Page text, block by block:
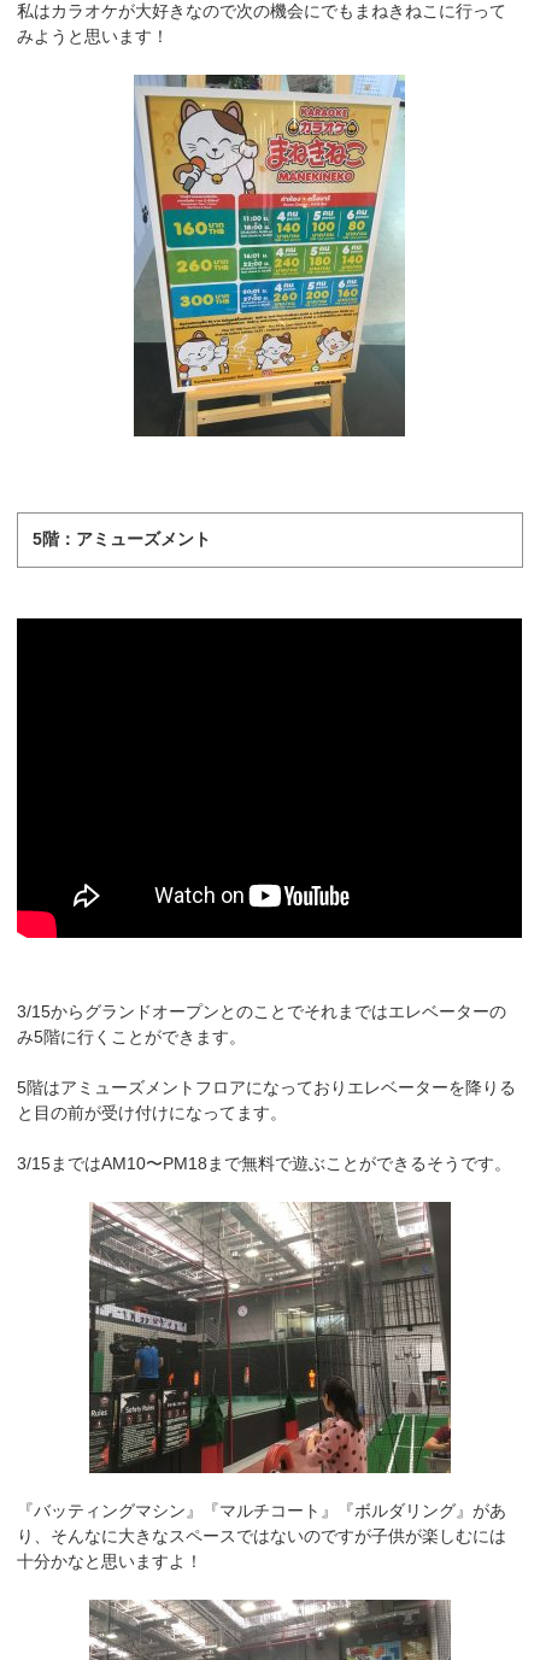
私はカラオケが大好きなので次の機会にでもまねきねこに行って
みようと思います！
5階：アミューズメント
3/15からグランドオープンとのことでそれまではエレベーターの
み5階に行くことができます。
5階はアミューズメントフロアになっておりエレベーターを降りる
と目の前が受け付けになってます。
3/15まではAM10〜PM18まで無料で遊ぶことができるそうです。
『バッティングマシン』『マルチコート』『ボルダリング』があ
り、そんなに大きなスペースではないのですが子供が楽しむには
十分かなと思いますよ！